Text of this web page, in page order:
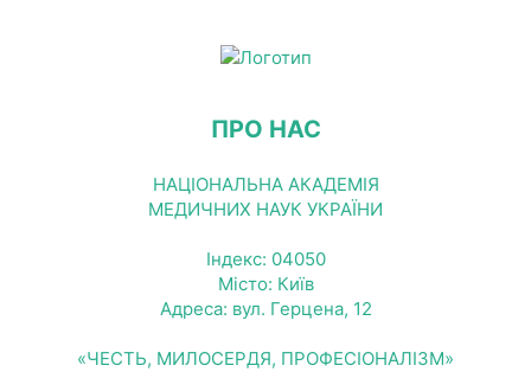
ПРО НАС
НАЦІОНАЛЬНА АКАДЕМІЯ
МЕДИЧНИХ НАУК УКРАЇНИ
Індекс: 04050
Місто: Київ
Адреса: вул. Герцена, 12
«ЧЕСТЬ, МИЛОСЕРДЯ, ПРОФЕСІОНАЛІЗМ»